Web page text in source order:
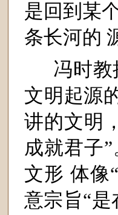
是回到某
条长河的
冯时
文明起源
讲的文明
成就君子
文形 体像
意宗旨“